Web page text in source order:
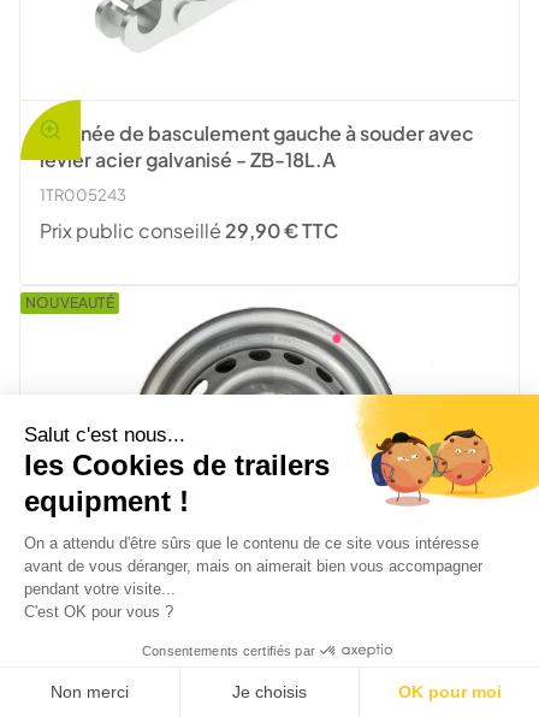
Salut c'est nous...
les Cookies de trailers
equipment !
On a attendu d'être sûrs que le contenu de ce site vous intéresse
avant de vous déranger, mais on aimerait bien vous accompagner
pendant votre visite...
C'est OK pour vous ?
Consentements certifiés par
Non merci Je choisis OK pour moi
Poignée de basculement gauche à souder avec
levier acier galvanisé - ZB-18L.A
1TR005243
Prix public conseillé 29,90 € TTC
Prix public conseillé 41,80 € TTC
NOUVEAUTÉ